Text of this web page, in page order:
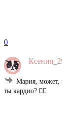
0
Мария, может,
ты кардио? 🏃‍♀️